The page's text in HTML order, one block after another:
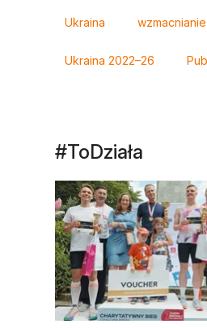
Ukraina
Ukraina 2022–26
#ToDziała